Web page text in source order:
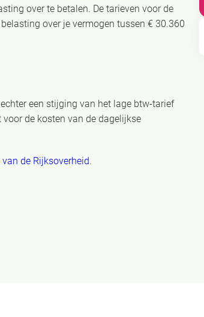
over te betalen. De tarieven voor de
over je vermogen tussen € 30.360
een stijging van het lage btw-tarief
de kosten van de dagelijkse
de Rijksoverheid.